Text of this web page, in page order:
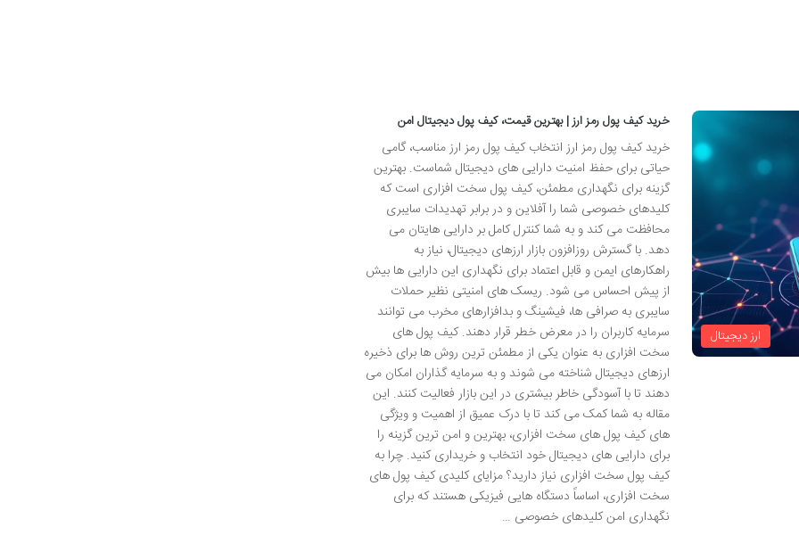
ارز دیجیتال
خرید کیف پول رمز ارز | بهترین قیمت، کیف پول دیجیتال امن
خرید کیف پول رمز ارز انتخاب کیف پول رمز ارز مناسب، گامی
حیاتی برای حفظ امنیت دارایی های دیجیتال شماست. بهترین
گزینه برای نگهداری مطمئن، کیف پول سخت افزاری است که
کلیدهای خصوصی شما را آفلاین و در برابر تهدیدات سایبری
محافظت می کند و به شما کنترل کامل بر دارایی هایتان می
دهد. با گسترش روزافزون بازار ارزهای دیجیتال، نیاز به
راهکارهای ایمن و قابل اعتماد برای نگهداری این دارایی ها بیش
از پیش احساس می شود. ریسک های امنیتی نظیر حملات
سایبری به صرافی ها، فیشینگ و بدافزارهای مخرب می توانند
سرمایه کاربران را در معرض خطر قرار دهند. کیف پول های
سخت افزاری به عنوان یکی از مطمئن ترین روش ها برای ذخیره
ارزهای دیجیتال شناخته می شوند و به سرمایه گذاران امکان می
دهند تا با آسودگی خاطر بیشتری در این بازار فعالیت کنند. این
مقاله به شما کمک می کند تا با درک عمیق از اهمیت و ویژگی
های کیف پول های سخت افزاری، بهترین و امن ترین گزینه را
برای دارایی های دیجیتال خود انتخاب و خریداری کنید. چرا به
کیف پول سخت افزاری نیاز دارید؟ مزایای کلیدی کیف پول های
سخت افزاری، اساساً دستگاه هایی فیزیکی هستند که برای
نگهداری امن کلیدهای خصوصی …